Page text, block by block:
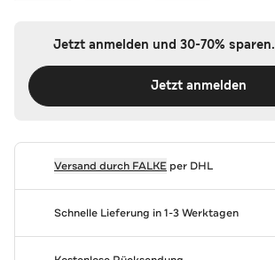
Jetzt anmelden und 30-70% sparen.
Jetzt anmelden
Versand durch FALKEper DHL
Schnelle Lieferung in 1-3 Werktagen